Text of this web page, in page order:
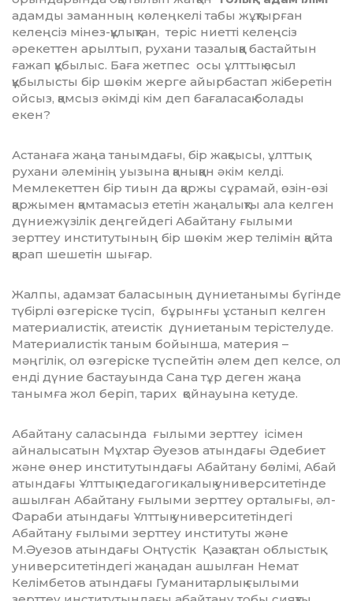
адамды заманның көлеңкелі табы жұқтырған
келеңсіз мінез-құлықтан, теріс ниетті келеңсіз
әрекеттен арылтып, рухани тазалыққа бастайтын
ғажап құбылыс. Баға жетпес осы ұлттық асыл
құбылысты бір шөкім жерге айырбастап жіберетін
ойсыз, қамсыз әкімді кім деп бағаласақ болады
екен?
Астанаға жаңа танымдағы, бір жақсысы, ұлттық
рухани әлемінің уызына қаныққан әкім келді.
Мемлекеттен бір тиын да қаржы сұрамай, өзін-өзі
қаржымен қамтамасыз ететін жаңалықты ала келген
дүниежүзілік деңгейдегі Абайтану ғылыми
зерттеу институтының бір шөкім жер телімін қайта
қарап шешетін шығар.
Жалпы, адамзат баласының дүниетанымы бүгінде
түбірлі өзгеріске түсіп, бұрынғы ұстанып келген
материалистік, атеистік дүниетаным терістелуде.
Материалистік таным бойынша, материя –
мәңгілік, ол өзгеріске түспейтін әлем деп келсе, ол
енді дүние бастауында Сана тұр деген жаңа
танымға жол беріп, тарих қойнауына кетуде.
Абайтану саласында ғылыми зерттеу ісімен
айналысатын Мұхтар Әуезов атындағы Әдебиет
және өнер институтындағы Абайтану бөлімі, Абай
атындағы Ұлттық педагогикалық университетінде
ашылған Абайтану ғылыми зерттеу орталығы, әл-
Фараби атындағы Ұлттық университетіндегі
Абайтану ғылыми зерттеу институты және
М.Әуезов атындағы Оңтүстік Қазақстан облыстық
университетіндегі жаңадан ашылған Немат
Келімбетов атындағы Гуманитарлық ғылыми